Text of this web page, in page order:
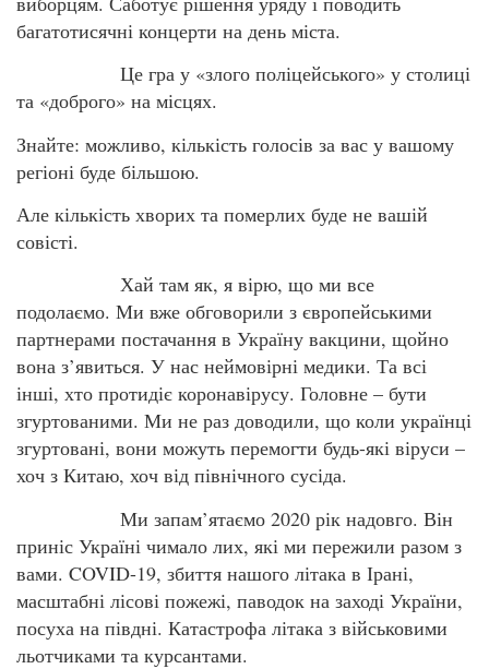
багатотисячні концерти на день міста.
Це гра у «злого поліцейського» у столиці
та «доброго» на місцях.
Знайте: можливо, кількість голосів за вас у вашому
регіоні буде більшою.
Але кількість хворих та померлих буде не вашій
совісті.
Хай там як, я вірю, що ми все
подолаємо. Ми вже обговорили з європейськими
партнерами постачання в Україну вакцини, щойно
вона з’явиться. У нас неймовірні медики. Та всі
інші, хто протидіє коронавірусу. Головне – бути
згуртованими. Ми не раз доводили, що коли українці
згуртовані, вони можуть перемогти будь-які віруси –
хоч з Китаю, хоч від північного сусіда.
Ми запам’ятаємо 2020 рік надовго. Він
приніс Україні чимало лих, які ми пережили разом з
вами. COVID-19, збиття нашого літака в Ірані,
масштабні лісові пожежі, паводок на заході України,
посуха на півдні. Катастрофа літака з військовими
льотчиками та курсантами.